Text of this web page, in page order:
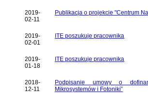
2019-
02-11
Publikacja o projekcie "Centrum
2019-
02-01
ITE poszukuje pracownika
2019-
01-18
ITE poszukuje pracownika
2018-
12-11
Podpisanie umowy o
Mikrosystemów i Fotoniki”